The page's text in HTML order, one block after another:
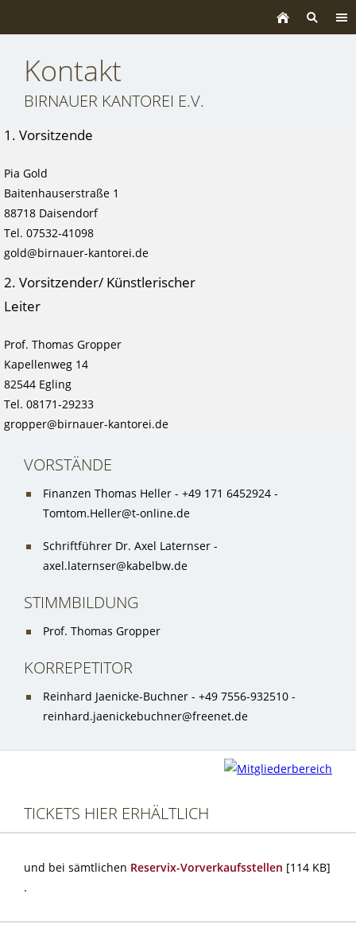
Kontakt
BIRNAUER KANTOREI E.V.
1. Vorsitzende
Pia Gold
Baitenhauserstraße 1
88718 Daisendorf
Tel. 07532-41098
gold@birnauer-kantorei.de
2. Vorsitzender/ Künstlerischer
Leiter
Prof. Thomas Gropper
Kapellenweg 14
82544 Egling
Tel. 08171-29233
gropper@birnauer-kantorei.de
VORSTÄNDE
Finanzen Thomas Heller - +49 171 6452924 -
Tomtom.Heller@t-online.de
Schriftführer Dr. Axel Laternser -
axel.laternser@kabelbw.de
STIMMBILDUNG
Prof. Thomas Gropper
KORREPETITOR
Reinhard Jaenicke-Buchner - +49 7556-932510 -
reinhard.jaenickebuchner@freenet.de
TICKETS HIER ERHÄLTLICH
und bei sämtlichen Reservix-Vorverkaufsstellen [114 KB]
.